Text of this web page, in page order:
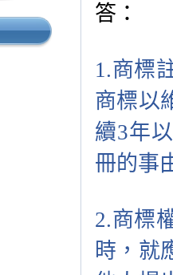
答：
1.商標
商標以
續3年
冊的事
2.商標
時，就